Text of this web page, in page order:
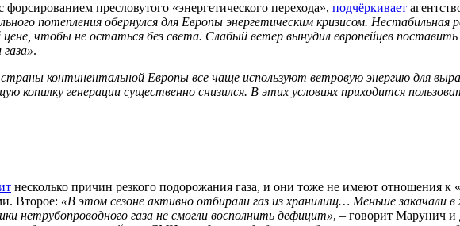
пресловутого «энергетического перехода», подчёркивает
потепления обернулся для Европы энергетическим кризисом.
чтобы не остаться без света. Слабый ветер вынудил европейцев поставить
.
континентальной Европы все чаще используют ветровую энергию для
копилку генерации существенно снизился. В этих условиях приходится
несколько причин резкого подорожания газа, и они тоже не имеют отношения к
Второе: «В этом сезоне активно отбирали газ из хранилищ… Меньше закачали в
газа не смогли восполнить дефицит», – говорит Марунич и